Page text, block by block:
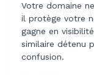
Votre domaine
il protège votre
gagne en
similaire détenu
confusion.